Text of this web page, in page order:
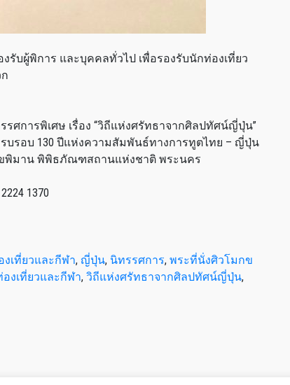
รับผู้พิการ และบุคคลทั่วไป เพื่อรองรับนักท่องเที่ยว
การพิเศษ เรื่อง “วิถีแห่งศรัทธาจากศิลปทัศน์ญี่ปุ่น”
สครบรอบ 130 ปีแห่งความสัมพันธ์ทางการทูตไทย – ญี่ปุ่น
พิมาน พิพิธภัณฑสถานแห่งชาติ พระนคร
1370
เที่ยวและกีฬา, ญี่ปุ่น, นิทรรศการ, พระที่นั่งศิวโมกข
งเที่ยวและกีฬา, วิถีแห่งศรัทธาจากศิลปทัศน์ญี่ปุ่น,